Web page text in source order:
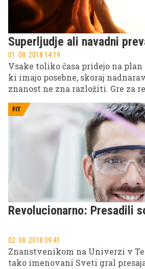
Superljudje ali navadni
01. 08. 2018 14.19
Vsake toliko časa pridejo na
ki imajo posebne, skoraj
znanost ne zna razložiti. Gre za
FIT
Revolucionarno: Presadili
02. 08. 2018 09.41
Znanstvenikom na Univerzi v
tako imenovani Sveti gral